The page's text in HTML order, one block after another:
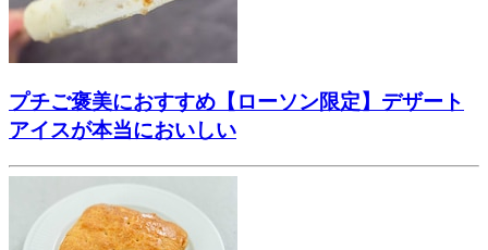
プチご褒美におすすめ【ローソン限定】デザート
アイスが本当においしい